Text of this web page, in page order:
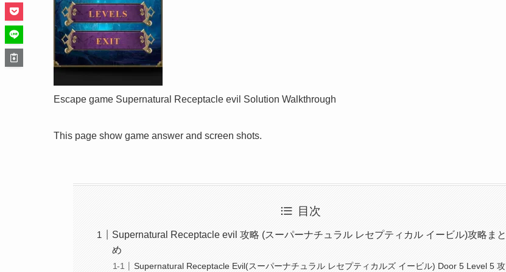
Escape game Supernatural Receptacle evil Solution Walkthrough
This page show game answer and screen shots.
目次
Supernatural Receptacle evil 攻略 (スーパーナチュラル レセプティカル イービル)攻略まと
め
Supernatural Receptacle Evil(スーパーナチュラル レセプティカルズ イービル) Door 5 Level 5 攻